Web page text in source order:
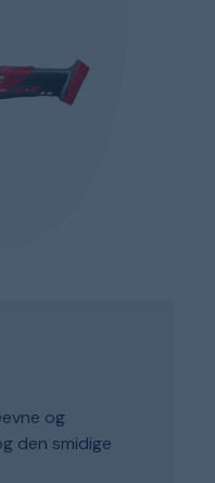
og
den smidige